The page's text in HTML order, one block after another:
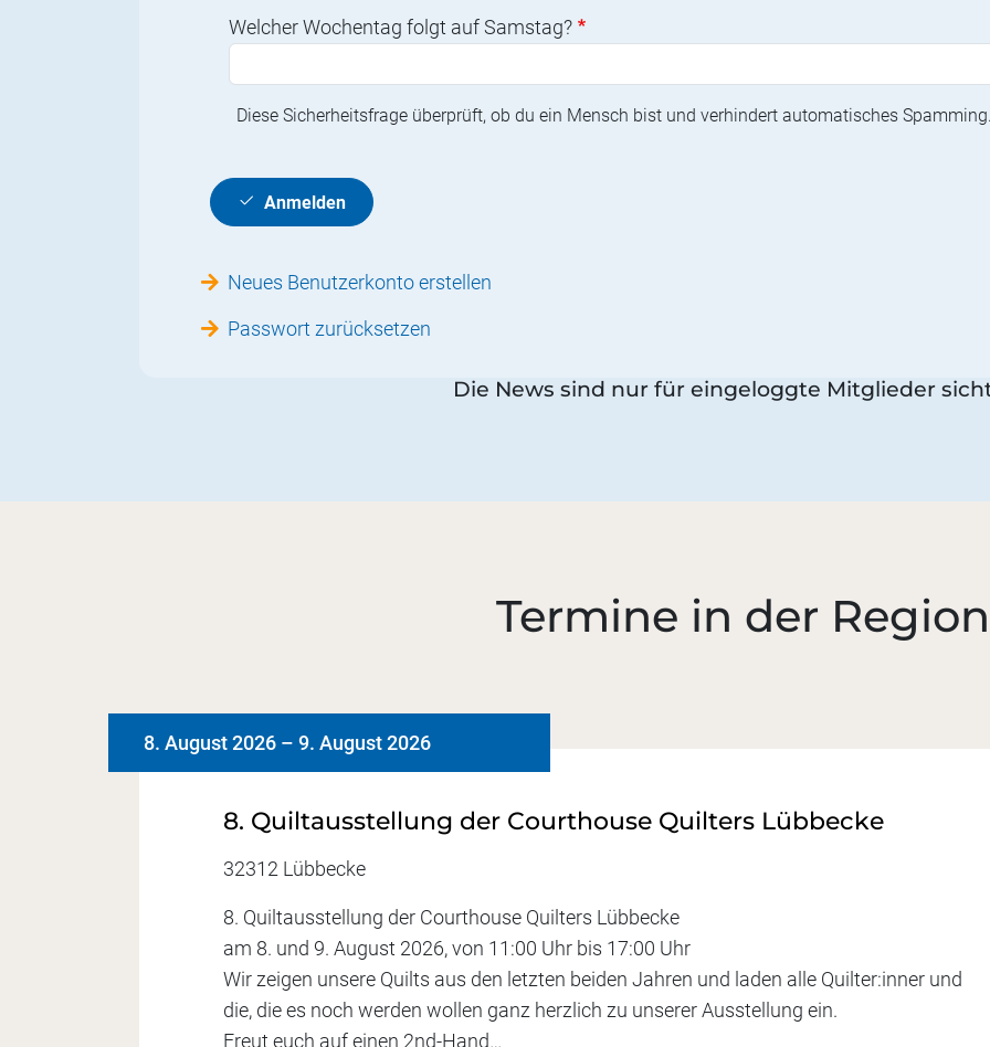
Welcher Wochentag folgt auf Samstag?
Diese Sicherheitsfrage überprüft, ob du ein Mensch bist und verhindert automatisches
Anmelden
Neues Benutzerkonto erstellen
Passwort zurücksetzen
Die News sind nur für eingeloggte Mitglieder
Termine in der Region
8. August 2026 – 9. August 2026
8. Quiltausstellung der Courthouse Quilters Lübbecke
32312 Lübbecke
8. Quiltausstellung der Courthouse Quilters Lübbecke
am 8. und 9. August 2026, von 11:00 Uhr bis 17:00 Uhr
Wir zeigen unsere Quilts aus den letzten beiden Jahren und laden alle Quilter:inner und
die, die es noch werden wollen ganz herzlich zu unserer Ausstellung ein.
Freut euch auf einen 2nd-Hand…